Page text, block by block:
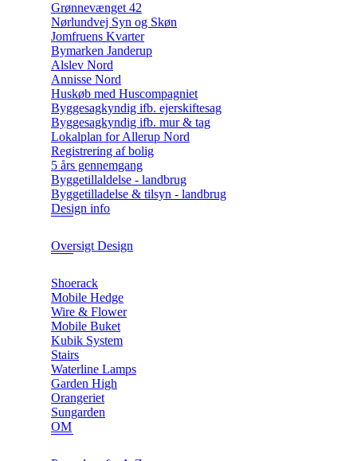
Grønnevænget 42
Nørlundvej Syn og Skøn
Jomfruens Kvarter
Bymarken Janderup
Alslev Nord
Annisse Nord
Huskøb med Huscompagniet
Byggesagkyndig ifb. ejerskiftesag
Byggesagkyndig ifb. mur & tag
Lokalplan for Allerup Nord
Registrering af bolig
5 års gennemgang
Byggetillaldelse - landbrug
Byggetilladelse & tilsyn - landbrug
Design info
Oversigt Design
Shoerack
Mobile Hedge
Wire & Flower
Mobile Buket
Kubik System
Stairs
Waterline Lamps
Garden High
Orangeriet
Sungarden
OM